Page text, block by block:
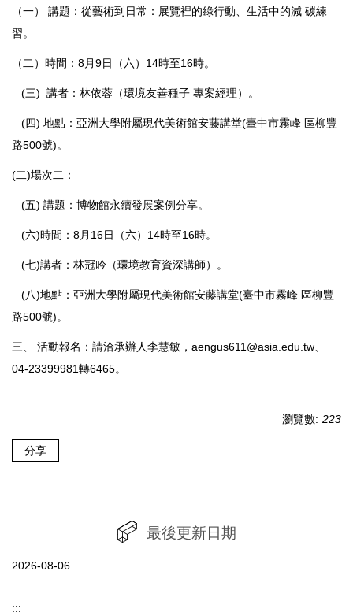
（一） 講題：從藝術到日常：展覽裡的綠行動、生活中的減 碳練
習。
（二）時間：8月9日（六）14時至16時。
(三) 講者：林依蓉（環境友善種子 專案經理）。
(四) 地點：亞洲大學附屬現代美術館安藤講堂(臺中市霧峰 區柳豐
路500號)。
(二)場次二：
(五) 講題：博物館永續發展案例分享。
(六)時間：8月16日（六）14時至16時。
(七)講者：林冠吟（環境教育資深講師）。
(八)地點：亞洲大學附屬現代美術館安藤講堂(臺中市霧峰 區柳豐
路500號)。
三、 活動報名：請洽承辦人李慧敏，aengus611@asia.edu.tw、
04-23399981轉6465。
瀏覽數: 223
分享
最後更新日期
2026-08-06
:::